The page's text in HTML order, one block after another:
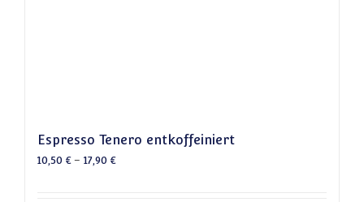
Espresso Tenero entkoffeiniert
10,50 €– 17,90 €